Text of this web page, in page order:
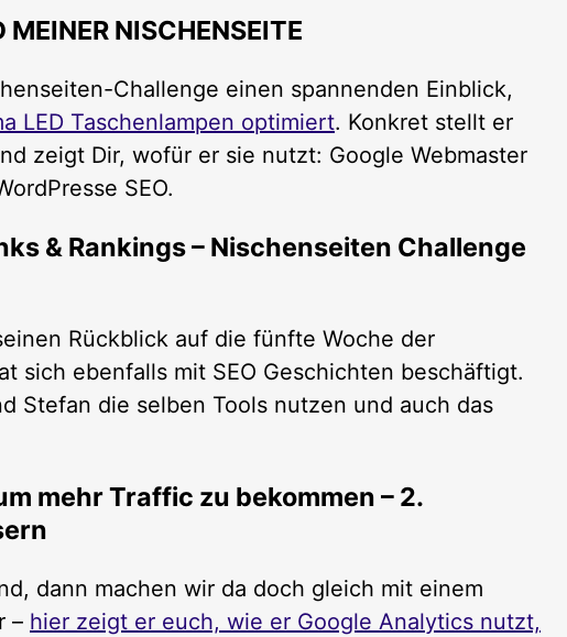
NISCHENSEITE
Challenge einen spannenden Einblick,
LED Taschenlampen optimiert. Konkret stellt er
zeigt Dir, wofür er sie nutzt: Google Webmaster
SEO.
& Rankings – Nischenseiten Challenge
Rückblick auf die fünfte Woche der
sich ebenfalls mit SEO Geschichten beschäftigt.
Stefan die selben Tools nutzen und auch das
mehr Traffic zu bekommen – 2.
dann machen wir da doch gleich mit einem
– hier zeigt er euch, wie er Google Analytics nutzt,